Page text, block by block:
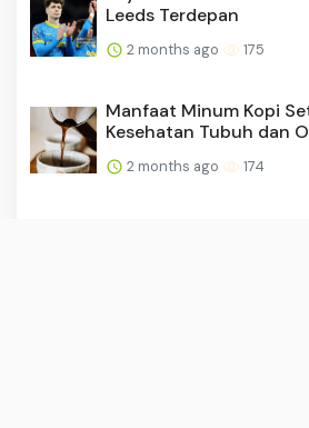
Leeds Terdepan
2 months ago 175
Manfaat Minum Kopi
Kesehatan Tubuh dan
2 months ago 174